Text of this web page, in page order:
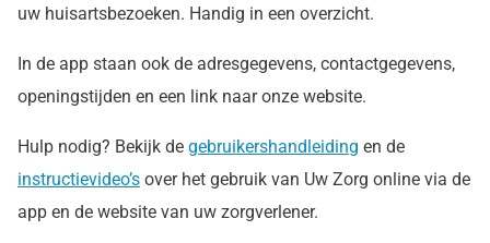
uw huisartsbezoeken. Handig in een overzicht.
In de app staan ook de adresgegevens, contactgegevens,
openingstijden en een link naar onze website.
Hulp nodig? Bekijk de gebruikershandleiding en de
instructievideo’s over het gebruik van Uw Zorg online via de
app en de website van uw zorgverlener.